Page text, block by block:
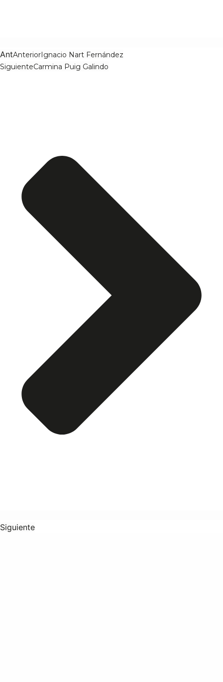
AntAnteriorIgnacio Nart Fernández
SiguienteCarmina Puig Galindo
Siguiente